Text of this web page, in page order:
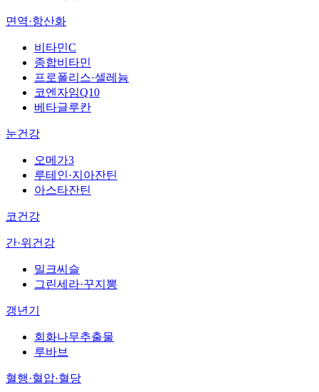
면역·항산화
비타민C
종합비타민
프로폴리스·셀레늄
코엔자임Q10
베타글루칸
눈건강
오메가3
루테인·지아잔틴
아스타잔틴
코건강
간·위건강
밀크씨슬
그린세라·꾸지뽕
갱년기
회화나무추출물
루바브
혈행·혈압·혈당